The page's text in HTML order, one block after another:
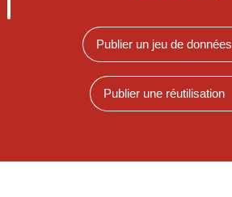
Publier un jeu de données
Publier une réutilisation